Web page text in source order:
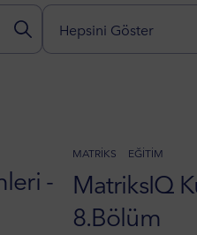
Hepsini Göster
-
MATRIKS EĞITIM
MatriksIQ
8.Bölüm